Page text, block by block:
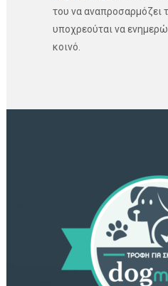
του να αναπροσαρμόζει
υποχρεούται να
κοινό.